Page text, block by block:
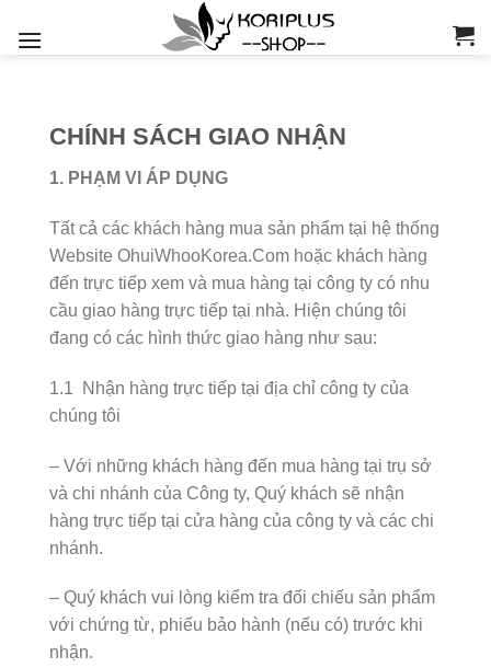
CHÍNH SÁCH GIAO NHẬN
1. PHẠM VI ÁP DỤNG
Tất cả các khách hàng mua sản phẩm tại hệ thống
Website OhuiWhooKorea.Com hoặc khách hàng
đến trực tiếp xem và mua hàng tại công ty có nhu
cầu giao hàng trực tiếp tại nhà. Hiện chúng tôi
đang có các hình thức giao hàng như sau:
1.1 Nhận hàng trực tiếp tại địa chỉ công ty của
chúng tôi
– Với những khách hàng đến mua hàng tại trụ sở
và chi nhánh của Công ty, Quý khách sẽ nhận
hàng trực tiếp tại cửa hàng của công ty và các chi
nhánh.
– Quý khách vui lòng kiểm tra đối chiếu sản phẩm
với chứng từ, phiếu bảo hành (nếu có) trước khi
nhận.